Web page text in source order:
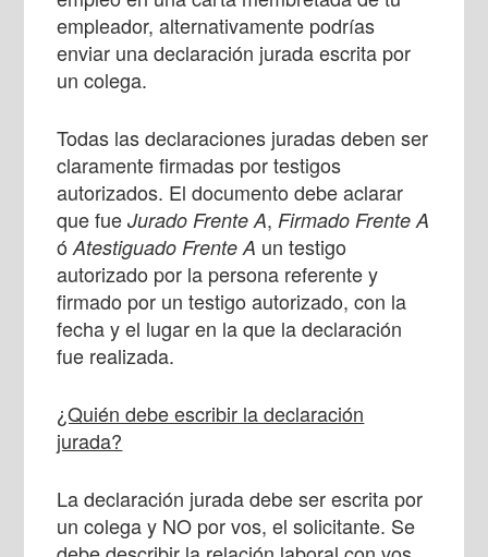
empleador, alternativamente podrías
enviar una declaración jurada escrita por
un colega.
Todas las declaraciones juradas deben ser
claramente firmadas por testigos
autorizados. El documento debe aclarar
que fueJurado Frente A, Firmado Frente A
óAtestiguado Frente A un testigo
autorizado por la persona referente y
firmado por un testigo autorizado, con la
fecha y el lugar en la que la declaración
fue realizada.
¿Quién debe escribir la declaración
jurada?
La declaración jurada debe ser escrita por
un colega y NO por vos, el solicitante. Se